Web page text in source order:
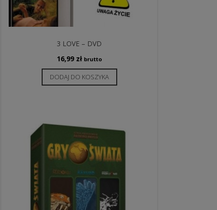
3 LOVE – DVD
16,99 zł brutto
DODAJ DO KOSZYKA